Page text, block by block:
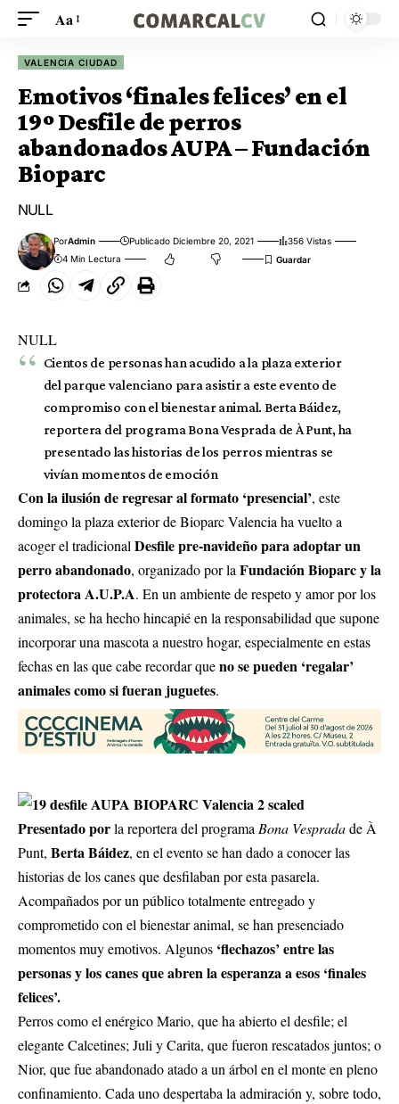
Aa
VALENCIA CIUDAD
Emotivos ‘finales felices’ en el
19º Desfile de perros
abandonados AUPA – Fundación
Bioparc
NULL
PorAdmin Publicado Diciembre 20, 2021
356 Vistas
4 Min Lectura
NULL
Cientos de personas han acudido a la plaza exterior
del parque valenciano para asistir a este evento de
compromiso con el bienestar animal. Berta Báidez,
reportera del programa Bona Vesprada de À Punt, ha
presentado las historias de los perros mientras se
vivían momentos de emoción
Con la ilusión de regresar al formato ‘presencial’, este
domingo la plaza exterior de Bioparc Valencia ha vuelto a
acoger el tradicional Desfile pre-navideño para adoptar un
perro abandonado, organizado por la Fundación Bioparc y la
protectora A.U.P.A. En un ambiente de respeto y amor por los
animales, se ha hecho hincapié en la responsabilidad que supone
incorporar una mascota a nuestro hogar, especialmente en estas
fechas en las que cabe recordar queno se pueden ‘regalar’
animales como si fueran juguetes.
Presentado porla reportera del programaBona Vespradade À
Punt, Berta Báidez, en el evento se han dado a conocer las
historias de los canes que desfilaban por esta pasarela.
Acompañados por un público totalmente entregado y
comprometido con el bienestar animal, se han presenciado
momentos muy emotivos. Algunos ‘flechazos’ entre las
personas y los canes que abren la esperanza a esos ‘finales
felices’.
Perros como el enérgico Mario, que ha abierto el desfile; el
elegante Calcetines; Juli y Carita, que fueron rescatados juntos; o
Nior, que fue abandonado atado a un árbol en el monte en pleno
confinamiento. Cada uno despertaba la admiración y, sobre todo,